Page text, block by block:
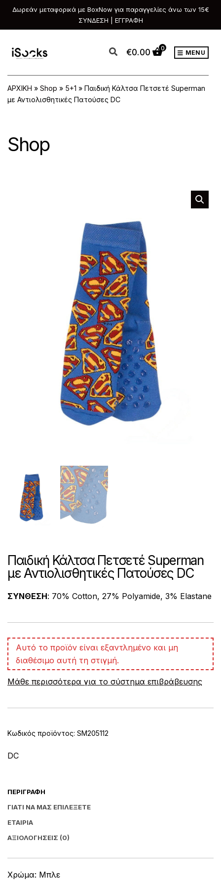
Δωρεάν μεταφορικά με BoxNow για παραγγελίες άνω των 15€
ΣΥΝΔΕΣΗ | ΕΓΓΡΑΦΗ
€0.00 0
MENU
ΑΡΧΙΚΗ » Shop » 5+1 » Παιδική Κάλτσα Πετσετέ Superman
με Αντιολισθητικές Πατούσες DC
Shop
Παιδική Κάλτσα Πετσετέ Superman
με Αντιολισθητικές Πατούσες DC
ΣΥΝΘΕΣΗ: 70% Cotton, 27% Polyamide, 3% Elastane
Αυτό το προϊόν είναι εξαντλημένο και μη
διαθέσιμο αυτή τη στιγμή.
Μάθε περισσότερα για το σύστημα επιβράβευσης
Κωδικός προϊόντος: SM205112
DC
ΠΕΡΙΓΡΑΦΉ
ΓΙΑΤΊ ΝΑ ΜΑΣ ΕΠΙΛΈΞΕΤΕ
ΕΤΑΙΡΊΑ
ΑΞΙΟΛΟΓΉΣΕΙΣ (0)
Χρώμα: Μπλε